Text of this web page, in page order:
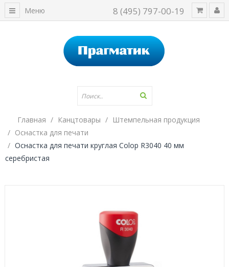
8 (495) 797-00-19
Меню
Главная Канцтовары
Штемпельная продукция
Оснастка для печати
Оснастка для печати круглая Colop R3040 40 мм
серебристая